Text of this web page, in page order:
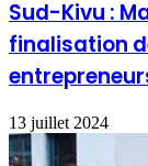
Sud-Kivu :
finalisation
13 juillet 2024